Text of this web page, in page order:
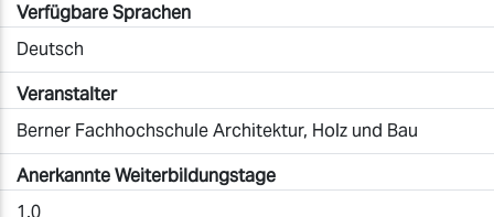
Verfügbare Sprachen
Deutsch
Veranstalter
Berner Fachhochschule Architektur, Holz und Bau
Anerkannte Weiterbildungstage
1.0